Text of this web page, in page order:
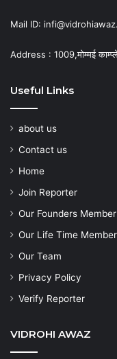
Mail ID:
Address : 1009,मोम्मई
Useful Links
about us
Contact us
Home
Join Reporter
Our Founders Member
Our Life Time Member
Our Team
Privacy Policy
Verify Reporter
VIDROHI AWAZ